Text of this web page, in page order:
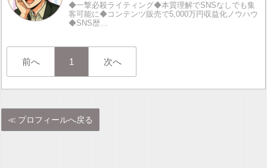
◆一撃必殺ライティング◆本質理解でSNSなしでも集
客可能に◆コンテンツ販売で5,000万円収益化ノウハウ
◆SNS歴…
前へ 1 次へ
プロフィールへ戻る